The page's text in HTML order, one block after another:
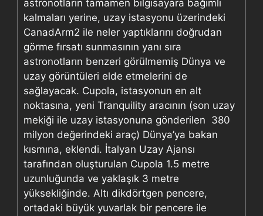
astronotların tamamen bilgisayara bağımlı
kalmaları yerine, uzay istasyonu üzerindeki
CanadArm2 ile neler yaptıklarını doğrudan
görme fırsatı sunmasının yanı sıra
astronotların benzeri görülmemiş Dünya ve
uzay görüntüleri elde etmelerini de
sağlayacak. Cupola, istasyonun en alt
noktasına, yeni Tranquility aracının (son uzay
mekiği ile uzay istasyonuna gönderilen 380
milyon değerindeki araç) Dünya’ya bakan
kısmına, eklendi. İtalyan Uzay Ajansı
tarafından oluşturulan Cupola 1.5 metre
uzunluğunda ve yaklaşık 3 metre
yüksekliğinde. Altı dikdörtgen pencere,
ortadaki büyük yuvarlak bir pencere ile